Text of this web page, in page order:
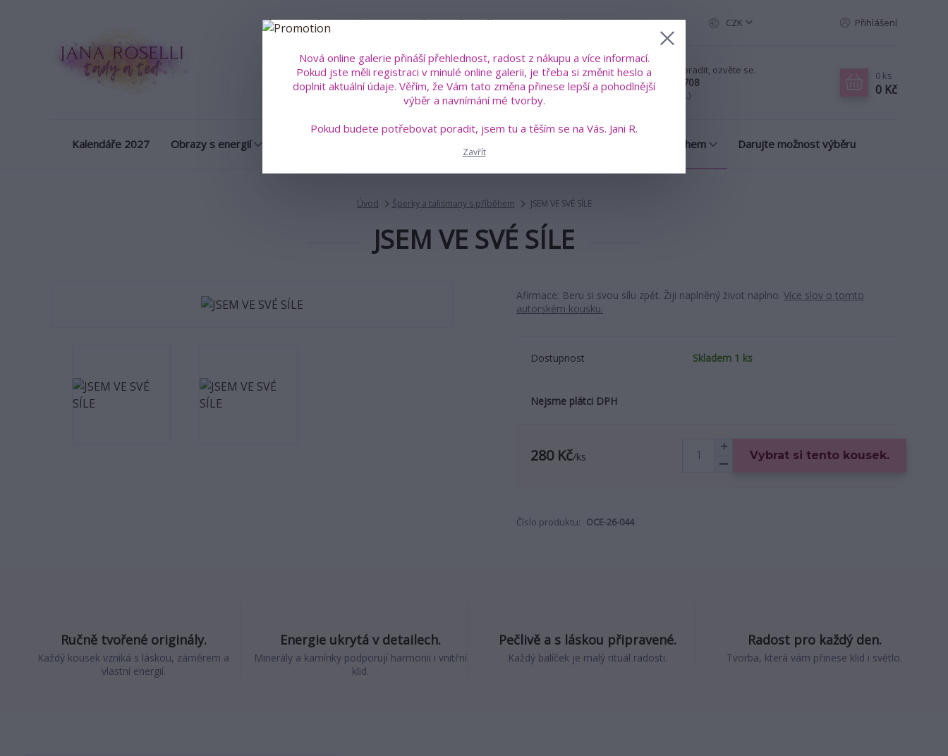
Obrazy na míru Kdo je Jana Roselli? Vše o nákupu Kontakty CZK Přihlášení
Hledat
Pokud chcete poradit, ozvěte se.
+420 739 353 708
(Po-Pá, 8-18 hod.)
0 ks
0 Kč
Kalendáře 2027 Obrazy s energií Šperky a talismany s příběhem Darujte možnost výběru
Úvod Šperky a talismany s příběhem JSEM VE SVÉ SÍLE
JSEM VE SVÉ SÍLE
Afirmace: Beru si svou sílu zpět. Žiji naplněný život naplno. Více slov o tomto
autorském kousku.
Dostupnost Skladem 1 ks
Nejsme plátci DPH
280 Kč/ks Vybrat si tento kousek.
Číslo produktu: OCE-26-044
Ručně tvořené originály.
Každý kousek vzniká s láskou, záměrem a
vlastní energií.
Energie ukrytá v detailech.
Minerály a kamínky podporují harmonii i vnitřní
klid.
Pečlivě a s láskou připravené.
Každý balíček je malý rituál radosti.
Radost pro každý den.
Tvorba, která vám přinese klid i světlo.
Nová online galerie přináší přehlednost, radost z nákupu a více informací.
Pokud jste měli registraci v minulé online galerii, je třeba si změnit heslo a
doplnit aktuální údaje. Věřím, že Vám tato změna přinese lepší a pohodlnější
výběr a navnímání mé tvorby.
Pokud budete potřebovat poradit, jsem tu a těším se na Vás. Jani R.
Zavřít